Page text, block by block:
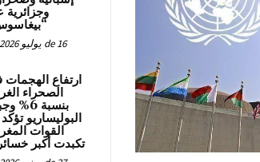
وجزائرية
16 de يوليو de 2026
ارتفاع
الصحراء
بنسبة 6%
البوليساريو
القوات
تكبدت أكبر